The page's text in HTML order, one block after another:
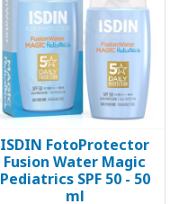
ISDIN FotoProtector
Fusion Water Magic
Pediatrics SPF 50 - 50
ml